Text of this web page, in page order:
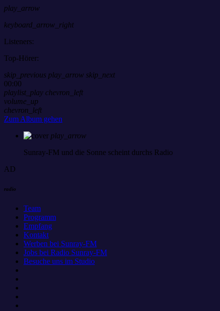
play_arrow
keyboard_arrow_right
Listeners:
Top-Hörer:
skip_previous play_arrow skip_next
00:00
playlist_play chevron_left
volume_up
chevron_left
Zum Album gehen
play_arrow
Sunray-FM und die Sonne scheint durchs Radio
AD
radio
Team
Programm
Empfang
Kontakt
Werben bei Sunray-FM
Jobs bei Radio Sunray-FM
Besuche uns im Studio